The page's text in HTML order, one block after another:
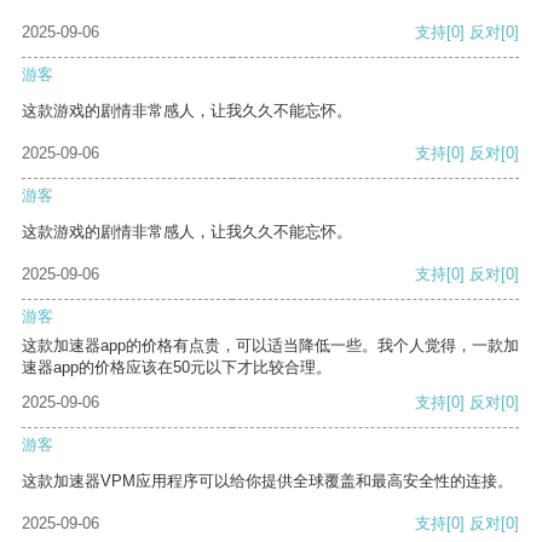
2025-09-06 支持[0] 反对[0]
游客
这款游戏的剧情非常感人，让我久久不能忘怀。
2025-09-06 支持[0] 反对[0]
游客
这款游戏的剧情非常感人，让我久久不能忘怀。
2025-09-06 支持[0] 反对[0]
游客
这款加速器app的价格有点贵，可以适当降低一些。我个人觉得，一款加
速器app的价格应该在50元以下才比较合理。
2025-09-06
支持[0] 反对[0]
游客
这款加速器VPM应用程序可以给你提供全球覆盖和最高安全性的连接。
2025-09-06 支持[0] 反对[0]